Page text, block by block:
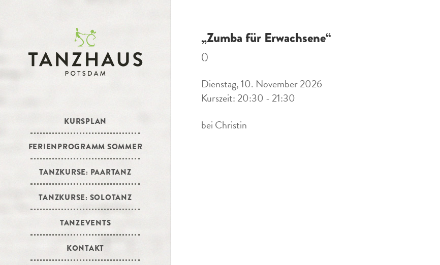
KURSPLAN
FERIENPROGRAMM SOMMER
TANZKURSE: PAARTANZ
TANZKURSE: SOLOTANZ
TANZEVENTS
KONTAKT
„Zumba für Erwachsene“
()
Dienstag, 10. November 2026
Kurszeit: 20:30 - 21:30
bei Christin